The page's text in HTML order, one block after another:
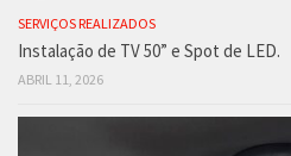
SERVIÇOS REALIZADOS
Instalação de TV 50” e Spot de LED.
ABRIL 11, 2026